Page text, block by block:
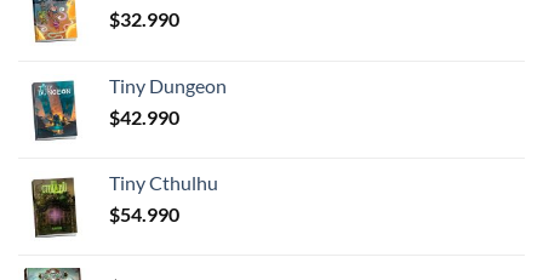
$32.990
Tiny Dungeon
$42.990
Tiny Cthulhu
$54.990